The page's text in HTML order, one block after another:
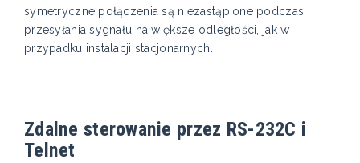
symetryczne połączenia są niezastąpione podczas
przesyłania sygnału na większe odległości, jak w
przypadku instalacji stacjonarnych.
Zdalne sterowanie przez RS-232C i
Telnet